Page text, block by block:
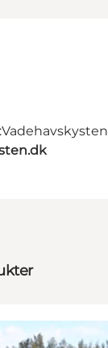
Vadehavskysten